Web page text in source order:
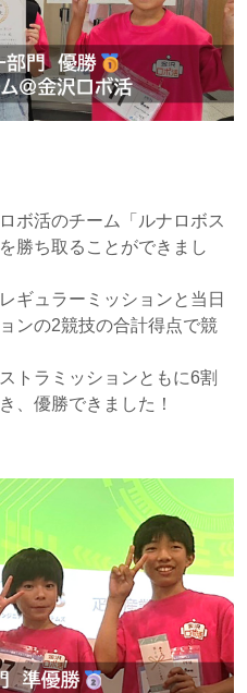
ボ活のチーム「ルナロボス
勝ち取ることができまし
ギュラーミッションと当日
ンの2競技の合計得点で競
トラミッションともに6割
、優勝できました！